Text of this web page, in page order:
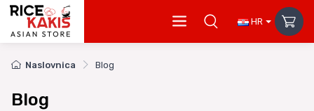
HR
Naslovnica Blog
Blog